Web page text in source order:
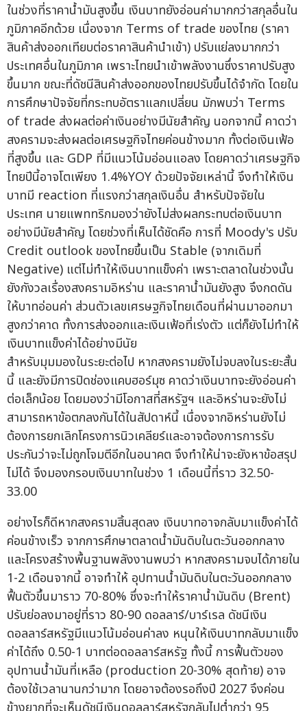
ในช่วงที่ราคาน้ำมันสูงขึ้น เงินบาทยังอ่อนค่ามากกว่าสกุลอื่นใน
ภูมิภาคอีกด้วย เนื่องจาก Terms of trade ของไทย (ราคา
สินค้าส่งออกเทียบต่อราคาสินค้านำเข้า) ปรับแย่ลงมากกว่า
ประเทศอื่นในภูมิภาค เพราะไทยนำเข้าพลังงานซึ่งราคาปรับสูง
ขึ้นมาก ขณะที่ดัชนีสินค้าส่งออกของไทยปรับขึ้นได้จำกัด โดยใน
การศึกษาปัจจัยที่กระทบอัตราแลกเปลี่ยน มักพบว่า Terms
of trade ส่งผลต่อค่าเงินอย่างมีนัยสำคัญ นอกจากนี้ คาดว่า
สงครามจะส่งผลต่อเศรษฐกิจไทยค่อนข้างมาก ทั้งต่อเงินเฟ้อ
ที่สูงขึ้น และ GDP ที่มีแนวโน้มอ่อนแอลง โดยคาดว่าเศรษฐกิจ
ไทยปีนี้อาจโตเพียง 1.4%YOY ด้วยปัจจัยเหล่านี้ จึงทำให้เงิน
บาทมี reaction ที่แรงกว่าสกุลเงินอื่น สำหรับปัจจัยใน
ประเทศ นายแพททริกมองว่ายังไม่ส่งผลกระทบต่อเงินบาท
อย่างมีนัยสำคัญ โดยช่วงที่เห็นได้ชัดคือ การที่ Moody's ปรับ
Credit outlook ของไทยขึ้นเป็น Stable (จากเดิมที่
Negative) แต่ไม่ทำให้เงินบาทแข็งค่า เพราะตลาดในช่วงนั้น
ยังกังวลเรื่องสงครามอิหร่าน และราคาน้ำมันยังสูง จึงกดดัน
ให้บาทอ่อนค่า ส่วนตัวเลขเศรษฐกิจไทยเดือนที่ผ่านมาออกมา
สูงกว่าคาด ทั้งการส่งออกและเงินเฟ้อที่เร่งตัว แต่ก็ยังไม่ทำให้
เงินบาทแข็งค่าได้อย่างมีนัย
สำหรับมุมมองในระยะต่อไป หากสงครามยังไม่จบลงในระยะสั้น
นี้ และยังมีการปิดช่องแคบฮอร์มุซ คาดว่าเงินบาทจะยังอ่อนค่า
ต่อเล็กน้อย โดยมองว่ามีโอกาสที่สหรัฐฯ และอิหร่านจะยังไม่
สามารถหาข้อตกลงกันได้ในสัปดาห์นี้ เนื่องจากอิหร่านยังไม่
ต้องการยกเลิกโครงการนิวเคลียร์และอาจต้องการการรับ
ประกันว่าจะไม่ถูกโจมตีอีกในอนาคต จึงทำให้น่าจะยังหาข้อสรุป
ไม่ได้ จึงมองกรอบเงินบาทในช่วง 1 เดือนนี้ที่ราว 32.50-
33.00
อย่างไรก็ดีหากสงครามสิ้นสุดลง เงินบาทอาจกลับมาแข็งค่าได้
ค่อนข้างเร็ว จากการศึกษาตลาดน้ำมันดิบในตะวันออกกลาง
และโครงสร้างพื้นฐานพลังงานพบว่า หากสงครามจบได้ภายใน
1-2 เดือนจากนี้ อาจทำให้ อุปทานน้ำมันดิบในตะวันออกกลาง
ฟื้นตัวขึ้นมาราว 70-80% ซึ่งจะทำให้ราคาน้ำมันดิบ (Brent)
ปรับย่อลงมาอยู่ที่ราว 80-90 ดอลลาร์/บาร์เรล ดัชนีเงิน
ดอลลาร์สหรัฐมีแนวโน้มอ่อนค่าลง หนุนให้เงินบาทกลับมาแข็ง
ค่าได้ถึง 0.50-1 บาทต่อดอลลาร์สหรัฐ ทั้งนี้ การฟื้นตัวของ
อุปทานน้ำมันที่เหลือ (production 20-30% สุดท้าย) อาจ
ต้องใช้เวลานานกว่ามาก โดยอาจต้องรอถึงปี 2027 จึงค่อน